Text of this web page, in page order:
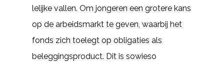
lelijke vallen. Om jongeren een grotere kans
op de arbeidsmarkt te geven, waarbij het
fonds zich toelegt op obligaties als
beleggingsproduct. Dit is sowieso